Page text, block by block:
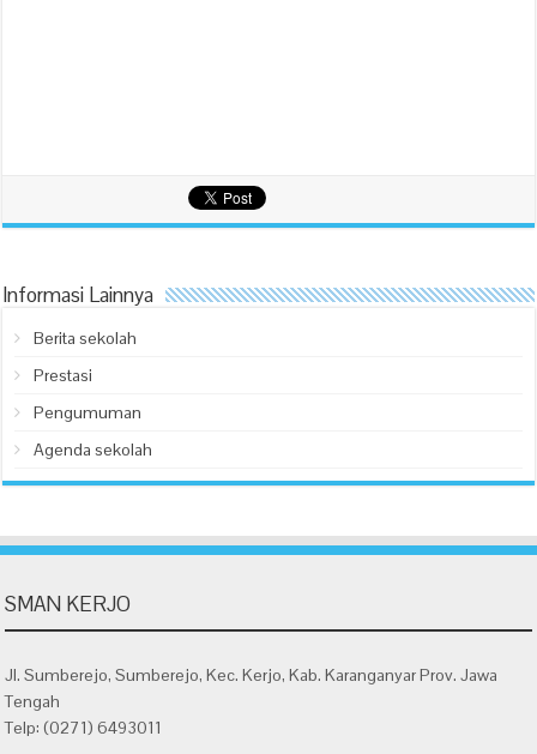
Informasi Lainnya
Berita sekolah
Prestasi
Pengumuman
Agenda sekolah
SMAN KERJO
Jl. Sumberejo, Sumberejo, Kec. Kerjo, Kab. Karanganyar Prov. Jawa
Tengah
Telp: (0271) 6493011